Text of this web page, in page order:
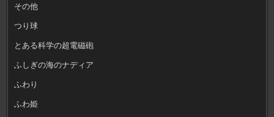
その他
つり球
とある科学の超電磁砲
ふしぎの海のナディア
ふわり
ふわ姫